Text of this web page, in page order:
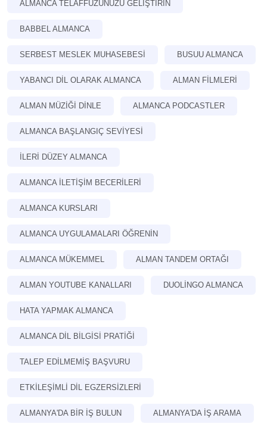
ALMANCA TELAFFUZUNUZU GELIŞTIRIN
BABBEL ALMANCA
SERBEST MESLEK MUHASEBESI BUSUU ALMANCA
YABANCI DIL OLARAK ALMANCA ALMAN FILMLERI
ALMAN MÜZIĞI DINLE ALMANCA PODCASTLER
ALMANCA BAŞLANGIÇ SEVIYESI
İLERI DÜZEY ALMANCA
ALMANCA ILETIŞIM BECERILERI
ALMANCA KURSLARI
ALMANCA UYGULAMALARI ÖĞRENIN
ALMANCA MÜKEMMEL ALMAN TANDEM ORTAĞI
ALMAN YOUTUBE KANALLARI DUOLINGO ALMANCA
HATA YAPMAK ALMANCA
ALMANCA DIL BILGISI PRATIĞI
TALEP EDILMEMIŞ BAŞVURU
ETKILEŞIMLI DIL EGZERSIZLERI
ALMANYA'DA BIR IŞ BULUN ALMANYA'DA IŞ ARAMA